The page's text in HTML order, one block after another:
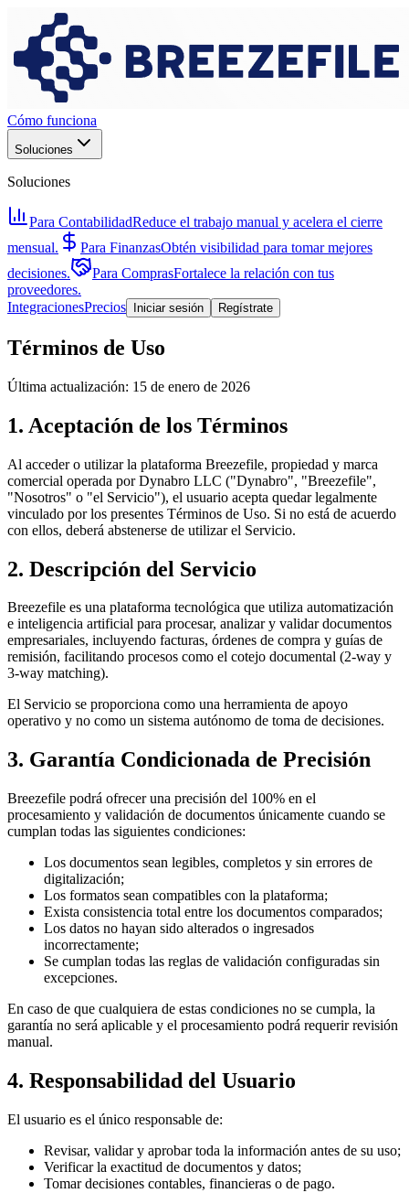
Cómo funciona
Soluciones
Soluciones
Para ContabilidadReduce el trabajo manual y acelera el cierre
mensual.
Para FinanzasObtén visibilidad para tomar mejores
decisiones.
Para ComprasFortalece la relación con tus
proveedores.
IntegracionesPrecios Iniciar sesión Regístrate
Términos de Uso
Última actualización: 15 de enero de 2026
1. Aceptación de los Términos
Al acceder o utilizar la plataforma Breezefile, propiedad y marca
comercial operada por Dynabro LLC ("Dynabro", "Breezefile",
"Nosotros" o "el Servicio"), el usuario acepta quedar legalmente
vinculado por los presentes Términos de Uso. Si no está de acuerdo
con ellos, deberá abstenerse de utilizar el Servicio.
2. Descripción del Servicio
Breezefile es una plataforma tecnológica que utiliza automatización
e inteligencia artificial para procesar, analizar y validar documentos
empresariales, incluyendo facturas, órdenes de compra y guías de
remisión, facilitando procesos como el cotejo documental (2-way y
3-way matching).
El Servicio se proporciona como una herramienta de apoyo
operativo y no como un sistema autónomo de toma de decisiones.
3. Garantía Condicionada de Precisión
Breezefile podrá ofrecer una precisión del 100% en el
procesamiento y validación de documentos únicamente cuando se
cumplan todas las siguientes condiciones:
Los documentos sean legibles, completos y sin errores de
digitalización;
Los formatos sean compatibles con la plataforma;
Exista consistencia total entre los documentos comparados;
Los datos no hayan sido alterados o ingresados
incorrectamente;
Se cumplan todas las reglas de validación configuradas sin
excepciones.
En caso de que cualquiera de estas condiciones no se cumpla, la
garantía no será aplicable y el procesamiento podrá requerir revisión
manual.
4. Responsabilidad del Usuario
El usuario es el único responsable de:
Revisar, validar y aprobar toda la información antes de su uso;
Verificar la exactitud de documentos y datos;
Tomar decisiones contables, financieras o de pago.